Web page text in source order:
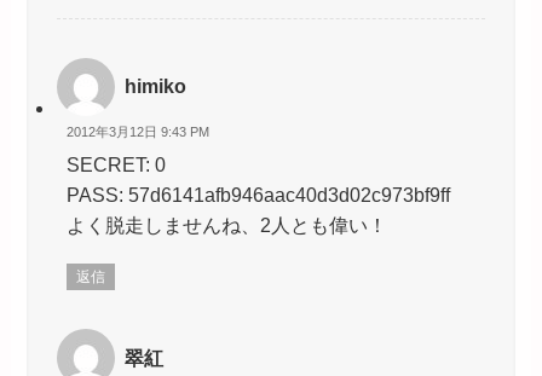
himiko
2012年3月12日 9:43 PM
SECRET: 0
PASS: 57d6141afb946aac40d3d02c973bf9ff
よく脱走しませんね、2人とも偉い！
返信
翠紅